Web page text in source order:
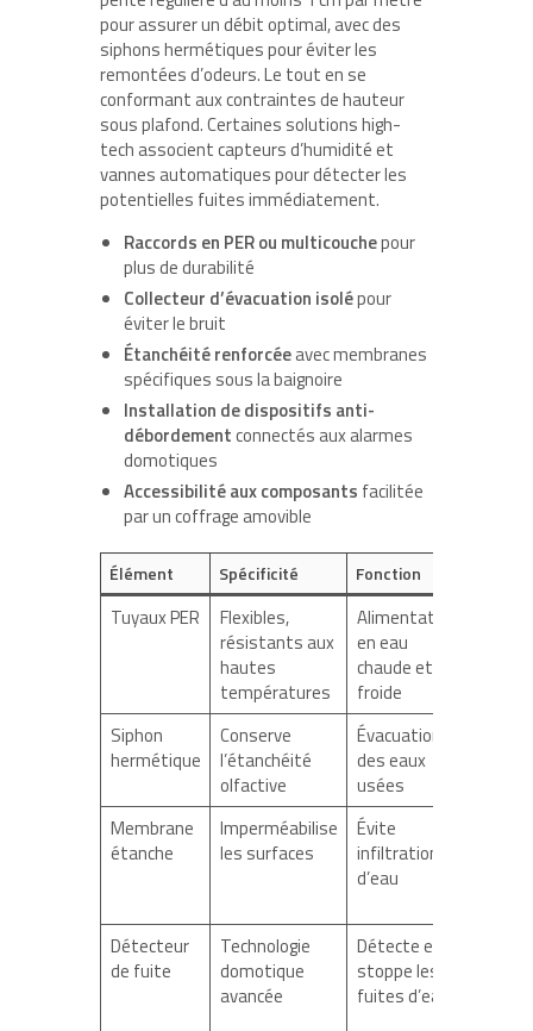
pour assurer un débit optimal, avec des
siphons hermétiques pour éviter les
remontées d’odeurs. Le tout en se
conformant aux contraintes de hauteur
sous plafond. Certaines solutions high-
tech associent capteurs d’humidité et
vannes automatiques pour détecter les
potentielles fuites immédiatement.
Raccords en PER ou multicouchepour
plus de durabilité
Collecteur d’évacuation isolépour
éviter le bruit
Étanchéité renforcéeavec membranes
spécifiques sous la baignoire
Installation de dispositifs anti-
débordementconnectés aux alarmes
domotiques
Accessibilité aux composants facilitée
par un coffrage amovible
Élément Spécificité Fonction
Tuyaux PER
Flexibles,
résistants aux
hautes
températures
Alimentation
en eau
chaude et
froide
Siphon
hermétique
Conserve
l’étanchéité
olfactive
Évacuation
des eaux
usées
Membrane
étanche
Imperméabilise
les surfaces
Évite
infiltrations
d’eau
Détecteur
de fuite
Technologie
domotique
avancée
Détecte et
stoppe les
fuites d’eau